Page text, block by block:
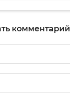
комментарий